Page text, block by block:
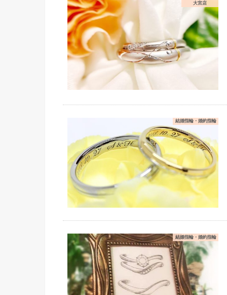
大宮店
結婚指輪・婚約指輪
結婚指輪・婚約指輪